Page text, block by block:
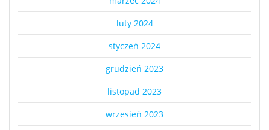
luty 2024
styczeń 2024
grudzień 2023
listopad 2023
wrzesień 2023